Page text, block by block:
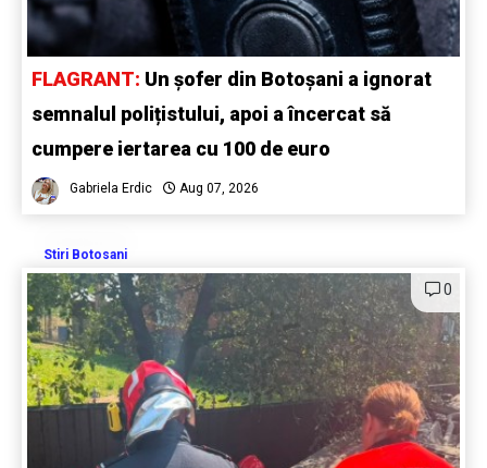
FLAGRANT: Un șofer din Botoșani a ignorat
semnalul polițistului, apoi a încercat să
cumpere iertarea cu 100 de euro
Gabriela Erdic Aug 07, 2026
Stiri Botosani
0